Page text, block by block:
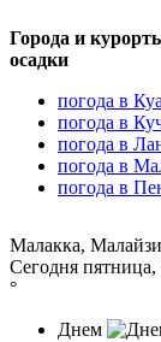
Города и
осадки
погода в
погода в
погода в
погода в
погода в
Малакка,
Сегодня пятница,
°
Днем